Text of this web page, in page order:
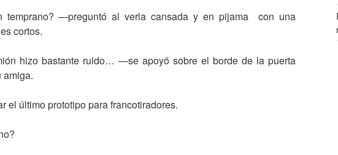
temprano? —preguntó al verla cansada y en pijama con una
cortos.
hizo bastante ruido… —se apoyó sobre el borde de la puerta
amiga.
el último prototipo para francotiradores.